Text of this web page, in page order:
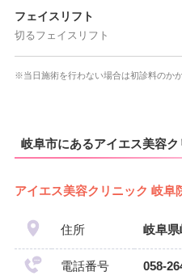
フェイスリフト
切るフェイスリフト
※当日施術を行わない場合は初診料のか
岐阜市にあるアイエス美容
アイエス美容クリニック 岐阜
住所 岐阜
電話番号 058-